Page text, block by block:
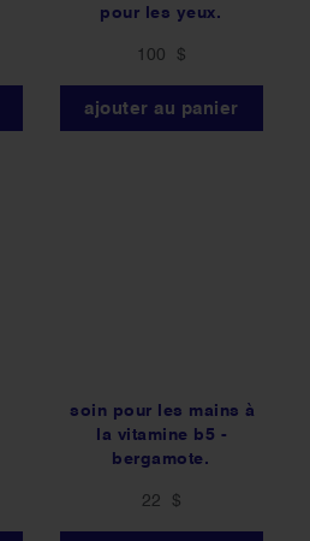
pour les yeux.
100 $
ajouter au panier
soin pour les mains à
la vitamine b5 -
bergamote.
22 $